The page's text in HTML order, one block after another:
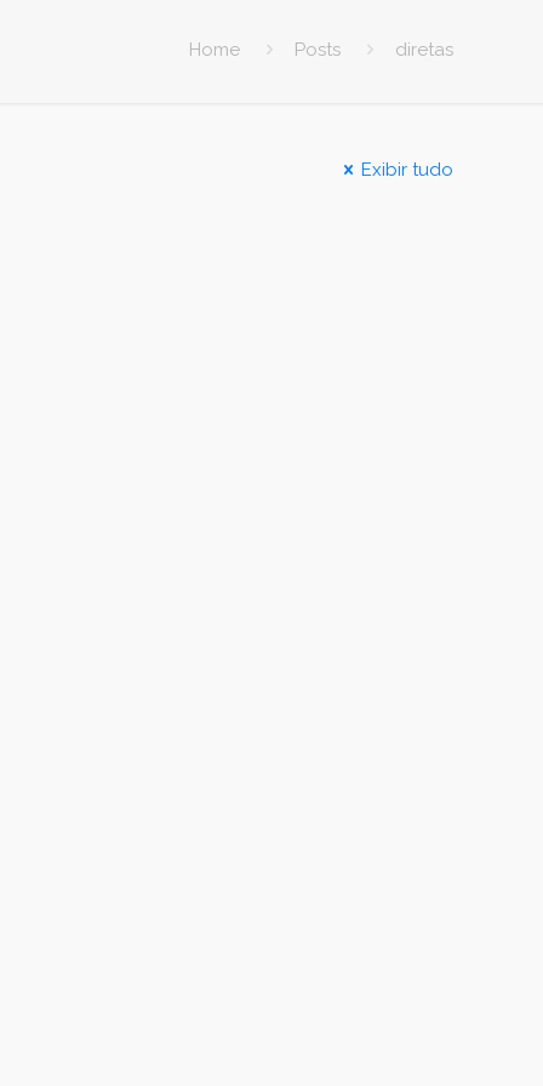
Home Posts diretas
Exibir tudo